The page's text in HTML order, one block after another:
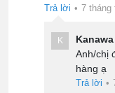
Trả lời • 7
K
Kanawa
Anh/chị
hàng ạ
Trả lời •